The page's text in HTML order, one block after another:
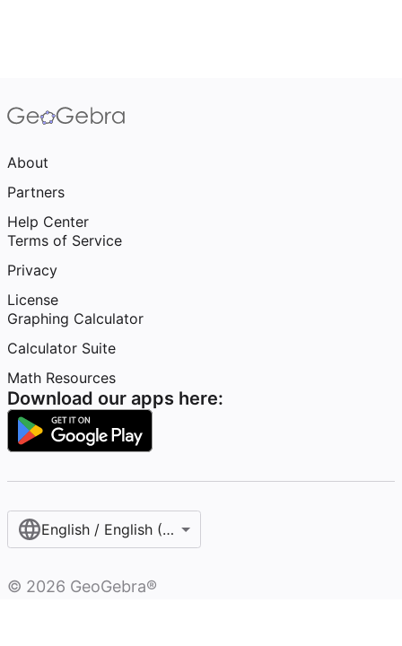
About
Partners
Help Center
Terms of Service
Privacy
License
Graphing Calculator
Calculator Suite
Math Resources
Download our apps here:
English / English (United States)
© 2026 GeoGebra®